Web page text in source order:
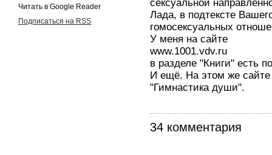
Читать в Google Reader
Подписаться на RSS
сексуальной
Лада, в подтексте
гомосексуальных
У меня на сайте
www.1001.vdv.ru
в разделе "Книги" есть
И ещё. На этом же сайте
"Гимнастика души".
34 комментария